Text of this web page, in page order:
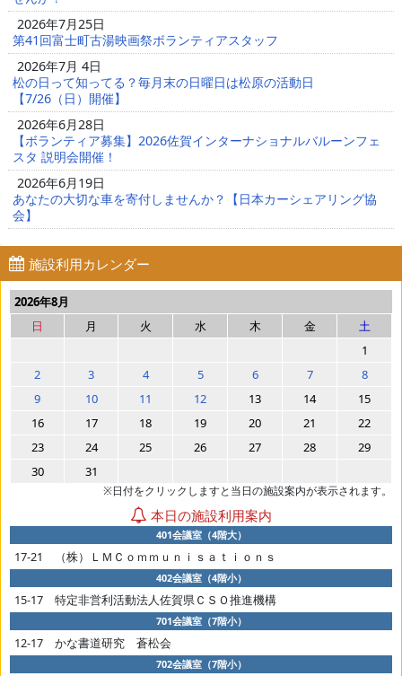
2026年7月25日
第41回富士町古湯映画祭ボランティアスタッフ
2026年7月 4日
松の日って知ってる？毎月末の日曜日は松原の活動日
【7/26（日）開催】
2026年6月28日
【ボランティア募集】2026佐賀インターナショナルバルーンフェ
スタ 説明会開催！
2026年6月19日
あなたの大切な車を寄付しませんか？【日本カーシェアリング協
会】
施設利用カレンダー
2026年8月
日
月 火 水 木 金
土
1
2
3 4 5 6 7
8
9
10 11 12 13 14
15
16
17 18 19 20 21
22
23
24 25 26 27 28
29
30
31
※日付をクリックしますと当日の施設案内が表示されます。
本日の施設利用案内
401会議室（4階大）
17-21 （株）ＬＭＣｏｍｍｕｎｉｓａｔｉｏｎｓ
402会議室（4階小）
15-17 特定非営利活動法人佐賀県ＣＳＯ推進機構
701会議室（7階小）
12-17 かな書道研究 蒼松会
702会議室（7階小）